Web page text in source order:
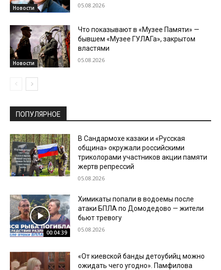
Новости 05.08.2026
Новости
Что показывают в «Музее Памяти» —
бывшем «Музее ГУЛАГа», закрытом
властями
05.08.2026
ПОПУЛЯРНОЕ
В Сандармохе казаки и «Русская
община» окружали российскими
триколорами участников акции памяти
жертв репрессий
05.08.2026
00:04:39
Химикаты попали в водоемы после
атаки БПЛА по Домодедово — жители
бьют тревогу
05.08.2026
«От киевской банды детоубийц можно
ожидать чего угодно». Памфилова